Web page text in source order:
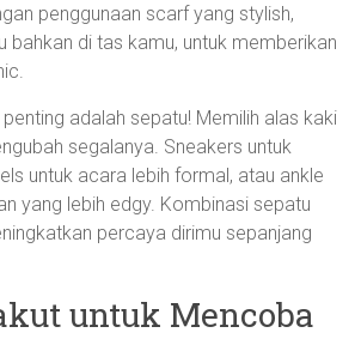
penggunaan scarf yang stylish,
bahkan di tas kamu, untuk memberikan
adalah sepatu! Memilih alas kaki
segalanya. Sneakers untuk
untuk acara lebih formal, atau ankle
yang lebih edgy. Kombinasi sepatu
percaya dirimu sepanjang
untuk Mencoba